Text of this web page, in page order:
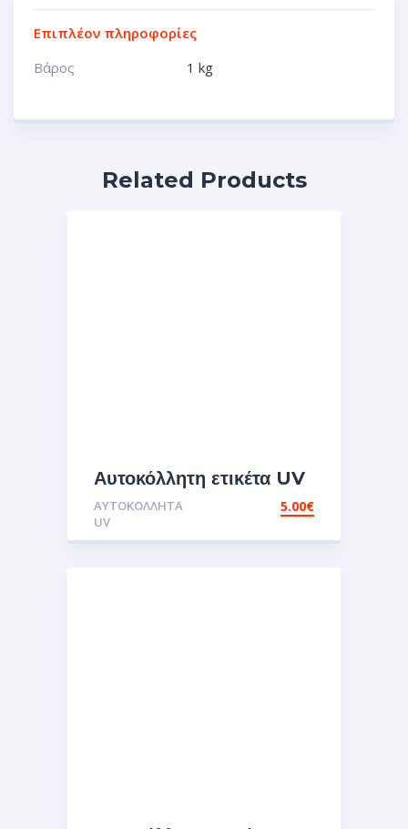
Επιπλέον πληροφορίες
Βάρος
1 kg
Related Products
Αυτοκόλλητη ετικέτα UV
apple piaggio
lovers.Αυτοκόλλητα
ΑΥΤΟΚΌΛΛΗΤΑ
UV
5.00€